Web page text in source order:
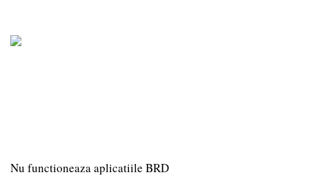
Nu functioneaza aplicatiile BRD